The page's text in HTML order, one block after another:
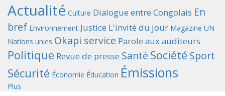
Actualité Culture Dialogue entre Congolais En
bref Environnement Justice L'invité du jour Magazine UN
Nations unies Okapi service Parole aux auditeurs
Politique Revue de presse Santé Société Sport
Sécurité Économie Éducation Émissions
Plus